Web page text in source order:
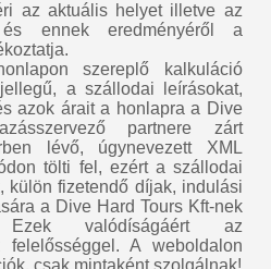
az aktuális helyet illetve az
ennek eredményéről a
szereplő kalkuláció
a szállodai leírásokat,
azok árait a honlapra a Dive
partnere zárt
lévő, úgynevezett XML
tölti fel, ezért a szállodai
külön fizetendő díjak, indulási
a Dive Hard Tours Kft-nek
valódíságáért az
felelősséggel. A weboldalon
csak mintaként szolgálnak!